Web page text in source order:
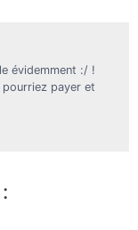
évidemment :/ !
payer et